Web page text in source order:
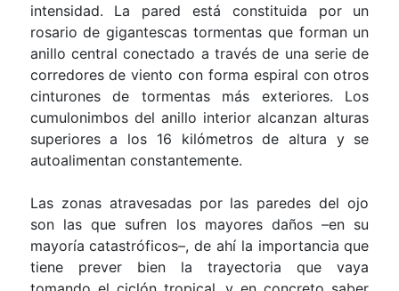
intensidad. La pared está constituida por un
rosario de gigantescas tormentas que forman un
anillo central conectado a través de una serie de
corredores de viento con forma espiral con otros
cinturones de tormentas más exteriores. Los
cumulonimbos del anillo interior alcanzan alturas
superiores a los 16 kilómetrosde altura y se
autoalimentan constantemente.
Las zonas atravesadas por las paredes del ojo
son las que sufren los mayores daños –en su
mayoría catastróficos–, de ahí la importancia que
tiene prever bien la trayectoria que vaya